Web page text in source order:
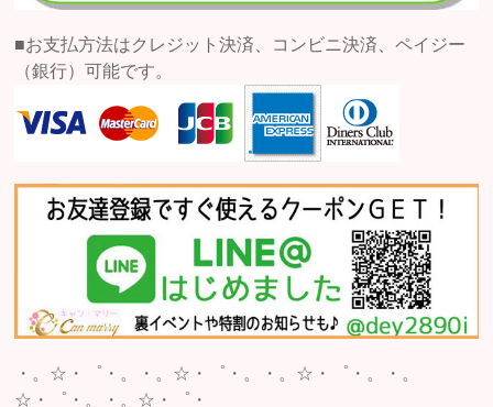
■お支払方法はクレジット決済、コンビニ決済、ペイジー
（銀行）可能です。
・。☆・゜・。・。☆・゜・。・。☆・゜・。・。
☆・゜・。・。☆・゜・